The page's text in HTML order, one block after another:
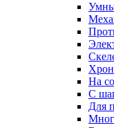
На
С
Для